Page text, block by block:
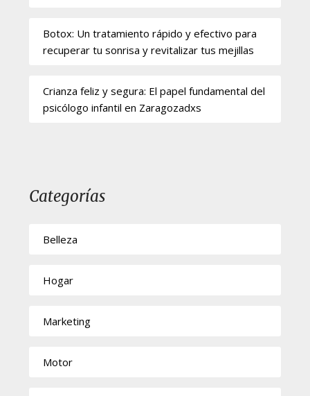
Botox: Un tratamiento rápido y efectivo para
recuperar tu sonrisa y revitalizar tus mejillas
Crianza feliz y segura: El papel fundamental del
psicólogo infantil en Zaragozadxs
Categorías
Belleza
Hogar
Marketing
Motor